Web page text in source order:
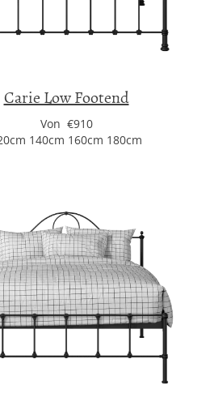
Carie Low Footend
Von €910
140cm 160cm 180cm